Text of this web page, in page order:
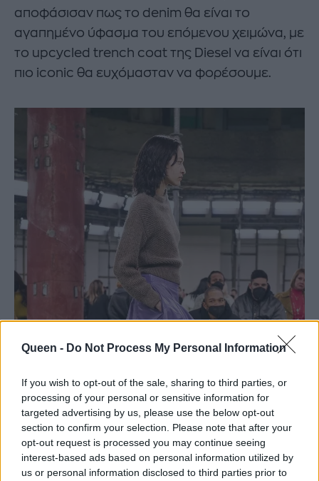
Queen - Do Not Process My Personal Information
If you wish to opt-out of the sale, sharing to third parties, or
processing of your personal or sensitive information for
targeted advertising by us, please use the below opt-out
section to confirm your selection. Please note that after your
opt-out request is processed you may continue seeing
interest-based ads based on personal information utilized by
us or personal information disclosed to third parties prior to
αποφάσισαν πως το denim θα είναι το
αγαπημένο ύφασμα του επόμενου χειμώνα, με
το upcycled trench coat της Diesel να είναι ότι
πιο iconic θα ευχόμασταν να φορέσουμε.